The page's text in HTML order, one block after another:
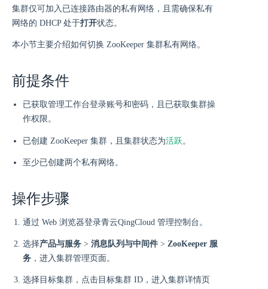
集群仅可加入已连接路由器的私有网络，且需确保私有
网络的 DHCP 处于打开状态。
本小节主要介绍如何切换 ZooKeeper 集群私有网络。
前提条件
已获取管理工作台登录账号和密码，且已获取集群操
作权限。
已创建 ZooKeeper 集群，且集群状态为活跃。
至少已创建两个私有网络。
操作步骤
通过 Web 浏览器登录青云QingCloud 管理控制台。
选择产品与服务 > 消息队列与中间件 > ZooKeeper 服
务 ，进入集群管理页面。
选择目标集群，点击目标集群 ID，进入集群详情页